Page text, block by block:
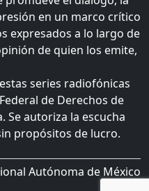
en un marco crítico
expresados a lo largo de
de quien los emite,
series radiofónicas
de Derechos de
Se autoriza la escucha
propósitos de lucro.